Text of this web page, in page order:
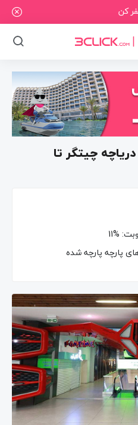
کن
چیتگر تا
11%
پارچه پارچه شده